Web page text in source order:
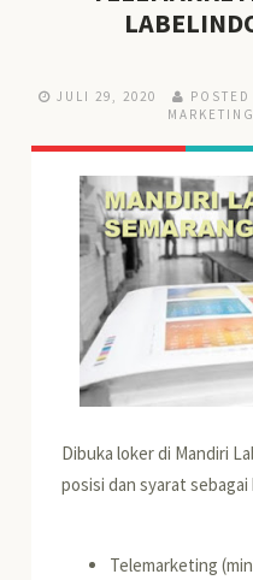
JULI 29, 2020
MARKETING
Dibuka loker di Mandiri
posisi dan syarat
Telemarketing